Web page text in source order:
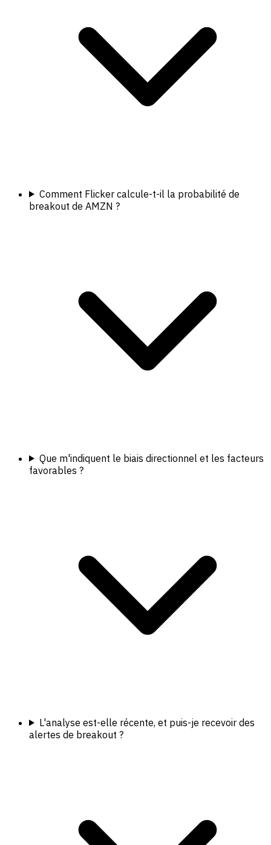
Comment Flicker calcule-t-il la probabilité de
breakout de AMZN ?
Que m'indiquent le biais directionnel et les facteurs
favorables ?
L'analyse est-elle récente, et puis-je recevoir des
alertes de breakout ?